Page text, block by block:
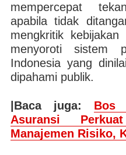
mempercepat
apabila tidak
mengkritik
menyoroti sistem
Indonesia yang
dipahami publik.
|Baca juga: Bos
Asuransi
Manajemen Risiko,